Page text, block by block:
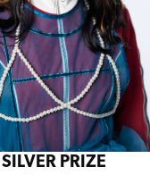
SILVER PRIZE